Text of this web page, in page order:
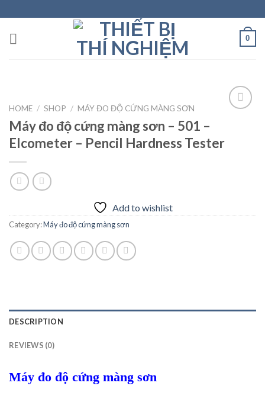
to
content
0
Add to
HOME / SHOP / MÁY ĐO ĐỘ CỨNG MÀNG SƠN
Máy đo độ cứng màng sơn – 501 –
Elcometer – Pencil Hardness Tester
Add to wishlist
Category:Máy đo độ cứng màng sơn
DESCRIPTION
REVIEWS (0)
Máy đo độ cứng màng sơn